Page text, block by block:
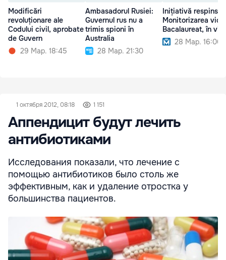
Modificări
revoluționare ale
Codului civil, aprobate
de Guvern
29 Мар. 18:45
Ambasadorul Rusiei:
Guvernul rus nu a
trimis spioni în
Australia
28 Мар. 21:30
Inițiativă respinsă:
Monitorizarea
Bacalaureat, în
28 Мар. 16:00
1 октября 2012, 08:18 1 151
Аппендицит будут лечить
антибиотиками
Исследования показали, что лечение с
помощью антибиотиков было столь же
эффективным, как и удаление отростка у
большинства пациентов.